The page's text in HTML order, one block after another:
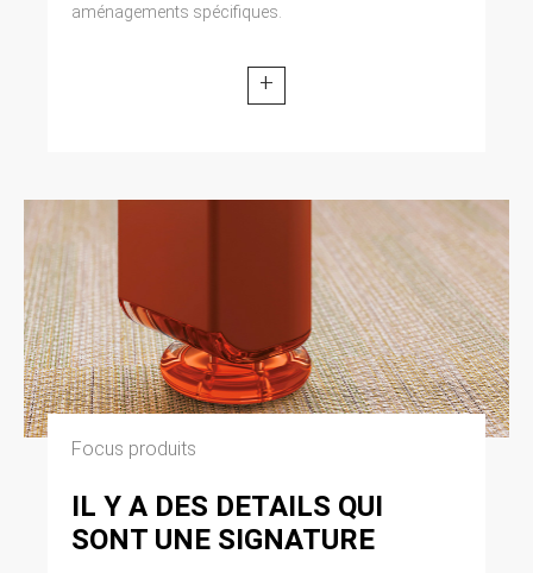
aménagements spécifiques.
+
Focus produits
IL Y A DES DETAILS QUI
SONT UNE SIGNATURE